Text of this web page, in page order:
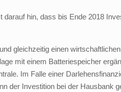
hin, dass bis Ende 2018
gleichzeitig einen
mit einem Batteriespeicher
Im Falle einer
der Investition bei der Hausbank